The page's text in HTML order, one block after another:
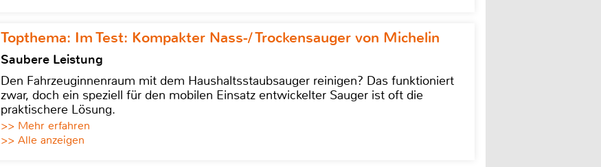
Topthema: Im Test: Kompakter Nass-/ Trockensauger von Michelin
Saubere Leistung
Den Fahrzeuginnenraum mit dem Haushaltsstaubsauger reinigen? Das funktioniert
zwar, doch ein speziell für den mobilen Einsatz entwickelter Sauger ist oft die
praktischere Lösung.
>> Mehr erfahren
>> Alle anzeigen